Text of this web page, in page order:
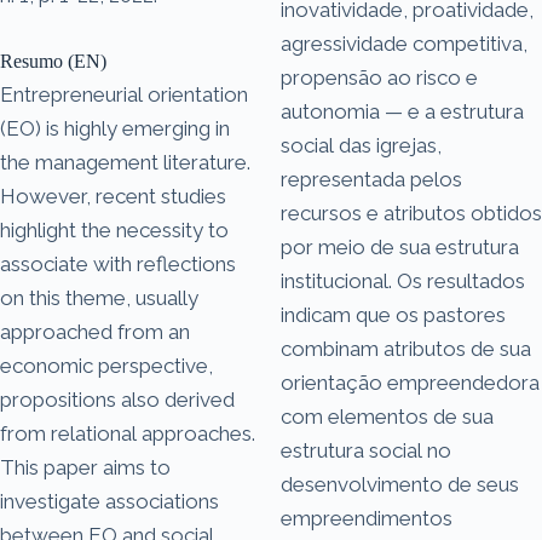
Resumo (EN)
Entrepreneurial orientation
(EO) is highly emerging in
the management literature.
However, recent studies
highlight the necessity to
associate with reflections
on this theme, usually
approached from an
economic perspective,
propositions also derived
from relational approaches.
This paper aims to
investigate associations
between EO and social
inovatividade, proatividade,
agressividade competitiva,
propensão ao risco e
autonomia — e a estrutura
social das igrejas,
representada pelos
recursos e atributos obtidos
por meio de sua estrutura
institucional. Os resultados
indicam que os pastores
combinam atributos de sua
orientação empreendedora
com elementos de sua
estrutura social no
desenvolvimento de seus
empreendimentos